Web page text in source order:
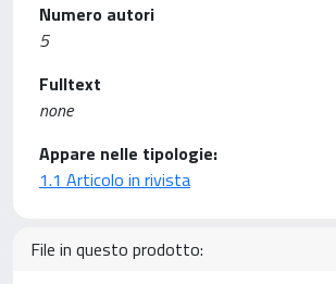
Numero autori
5
Fulltext
none
Appare nelle tipologie:
1.1 Articolo in rivista
File in questo prodotto: